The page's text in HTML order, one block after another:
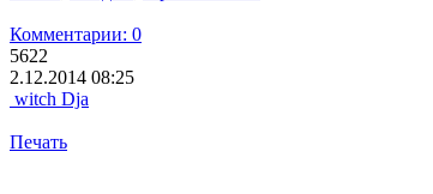
Комментарии: 0
5622
2.12.2014 08:25
witch Dja
Печать